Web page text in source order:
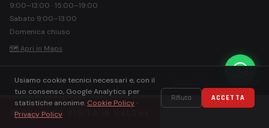
Usiamo cookie tecnici necessari e, con il
tuo consenso, Google Analytics per
statistiche anonime. Cookie Policy·
Privacy Policy
Rifiuta ACCETTA
9:00–13:00 · 15:00–19:00
Sabato 9:00–13:00
Domenica chiuso
🗺 Apri in Maps
©Donolauto S.r.l. · PEC: donolautosrl@pec.it
📅 PRENOTA VISITA IN SALONE